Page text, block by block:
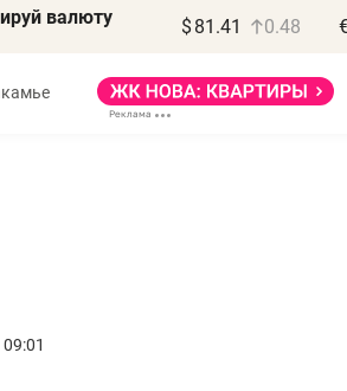
валюту $ 81.41 0.48